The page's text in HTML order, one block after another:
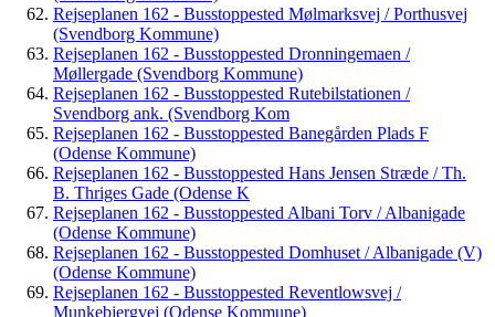
Rejseplanen 162 - Busstoppested Mølmarksvej / Porthusvej
(Svendborg Kommune)
Rejseplanen 162 - Busstoppested Dronningemaen /
Møllergade (Svendborg Kommune)
Rejseplanen 162 - Busstoppested Rutebilstationen /
Svendborg ank. (Svendborg Kom
Rejseplanen 162 - Busstoppested Banegården Plads F
(Odense Kommune)
Rejseplanen 162 - Busstoppested Hans Jensen Stræde / Th.
B. Thriges Gade (Odense K
Rejseplanen 162 - Busstoppested Albani Torv / Albanigade
(Odense Kommune)
Rejseplanen 162 - Busstoppested Domhuset / Albanigade (V)
(Odense Kommune)
Rejseplanen 162 - Busstoppested Reventlowsvej /
Munkebjergvej (Odense Kommune)